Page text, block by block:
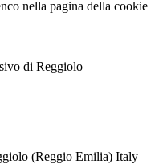
nella pagina della cookie
di Reggiolo
(Reggio Emilia) Italy